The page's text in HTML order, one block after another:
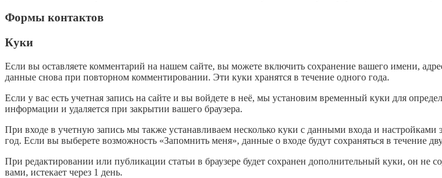
Формы контактов
Куки
Если вы оставляете комментарий на нашем сайте, вы можете включить сохранение вашего имени,
данные снова при повторном комментировании. Эти куки хранятся в течение одного года.
Если у вас есть учетная запись на сайте и вы войдете в неё, мы установим временный куки для
информации и удаляется при закрытии вашего браузера.
При входе в учетную запись мы также устанавливаем несколько куки с данными входа и
год. Если вы выберете возможность «Запомнить меня», данные о входе будут сохраняться в течение
При редактировании или публикации статьи в браузере будет сохранен дополнительный куки, он не
вами, истекает через 1 день.